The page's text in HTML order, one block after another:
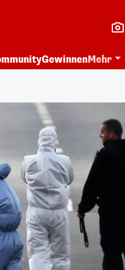
GewinnenMehr